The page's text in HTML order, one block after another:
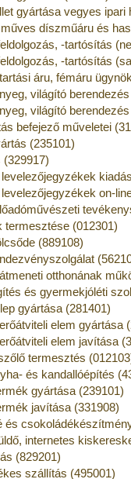
gyártása vegyes ipari
díszműáru és
-tartósítás
-tartósítás
áru, fémáru
világító
világító
befejező műveletei
(235101)
on-
termesztése (012301)
(889108)
otthonának
és gyermekjóléti
gyártása (281401)
elem gyártása
elem javítása
termesztés
és kandallóépítés
gyártása (239101)
javítása (331908)
és
internetes
(829201)
szállítás (495001)